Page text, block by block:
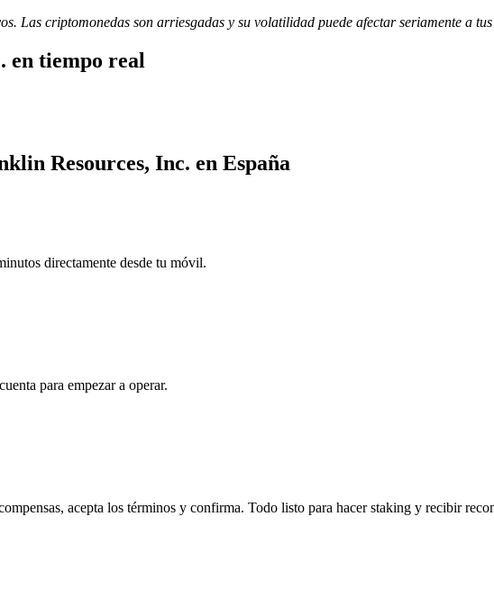
Las criptomonedas son arriesgadas y su volatilidad puede afectar seriamente a
en tiempo real
Resources, Inc. en España
directamente desde tu móvil.
para empezar a operar.
acepta los términos y confirma. Todo listo para hacer staking y recibir